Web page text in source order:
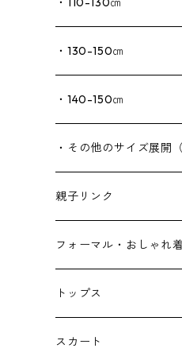
・130-150㎝
・140-150㎝
・その他のサイズ展開
親子リンク
フォーマル・おしゃれ
トップス
スカート